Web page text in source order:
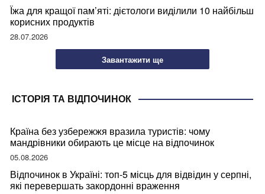
Їжа для кращої пам’яті: дієтологи виділили 10 найбільш
корисних продуктів
28.07.2026
Завантажити ще
ІСТОРІЯ ТА ВІДПОЧИНОК
Країна без узбережжя вразила туристів: чому
мандрівники обирають це місце на відпочинок
05.08.2026
Відпочинок в Україні: топ-5 місць для відвідин у серпні,
які перевершать закордонні враження